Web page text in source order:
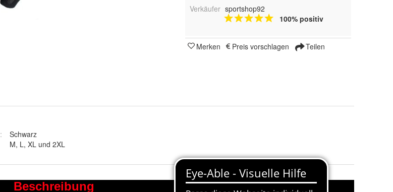
Verkäufer sportshop92
100% positiv
Merken Preis vorschlagen Teilen
:
Schwarz
M, L, XL und 2XL